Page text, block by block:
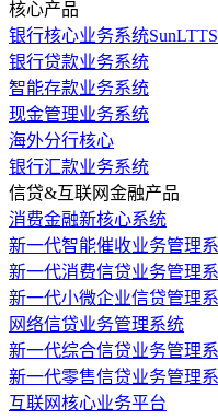
核心产品
银行核心业务系统SunLTTS
银行贷款业务系统
智能存款业务系统
现金管理业务系统
海外分行核心
银行汇款业务系统
信贷&互联网金融产品
消费金融新核心系统
新一代智能催收业务管理
新一代消费信贷业务管理
新一代小微企业信贷管理
网络信贷业务管理系统
新一代综合信贷业务管理
新一代零售信贷业务管理
互联网核心业务平台